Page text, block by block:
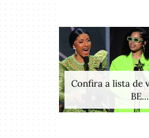
Confira a lista de
BE...